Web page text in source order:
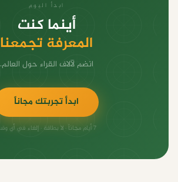
ابدأ اليوم
أينما كنت
المعرفة تجمعنا
انضم لآلاف القراء حول العالم.
ابدأ تجربتك مجاناً
٧ أيام مجاناً · لا بطاقة · إلغاء في أي وقت